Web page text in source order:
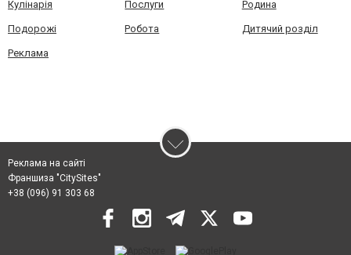
Кулінарія Послуги Родина
Подорожі Робота Дитячий розділ
Реклама
Реклама на сайті
Франшиза "CitySites"
+38 (096) 91 303 68